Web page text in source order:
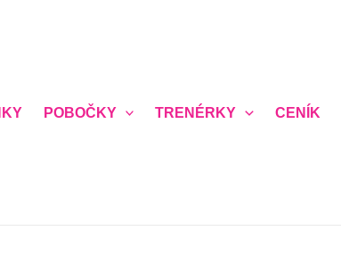
POBOČKY TRENÉRKY CENÍK